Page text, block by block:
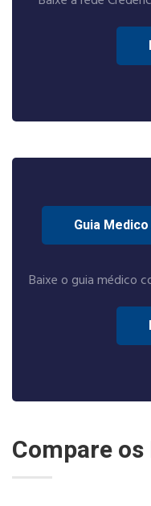
Guia
Baixe o guia médico
Compare